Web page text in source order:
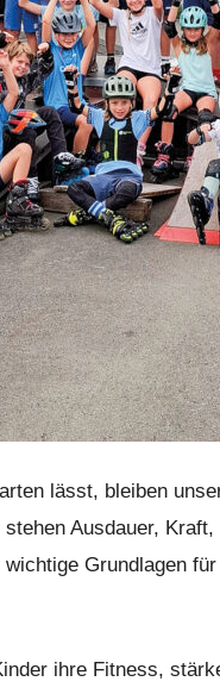
lässt, bleiben
stehen Ausdauer,
Grundlagen
ihre Fitness,